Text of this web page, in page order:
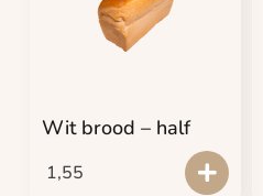
Wit brood – half
1,55